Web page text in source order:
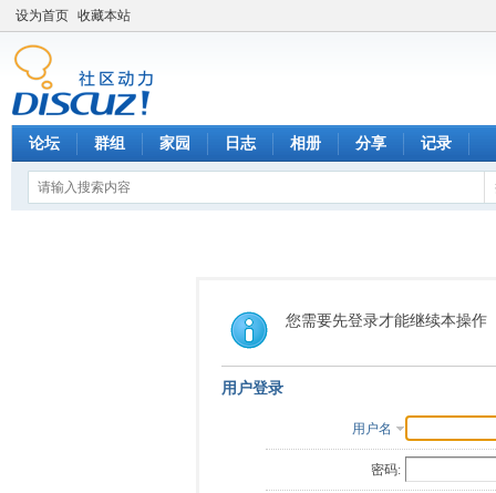
设为首页 收藏本站
论坛 群组 家园 日志 相册 分享 记录
您需要先登录才能继续本操作
用户登录
用户名
密码: